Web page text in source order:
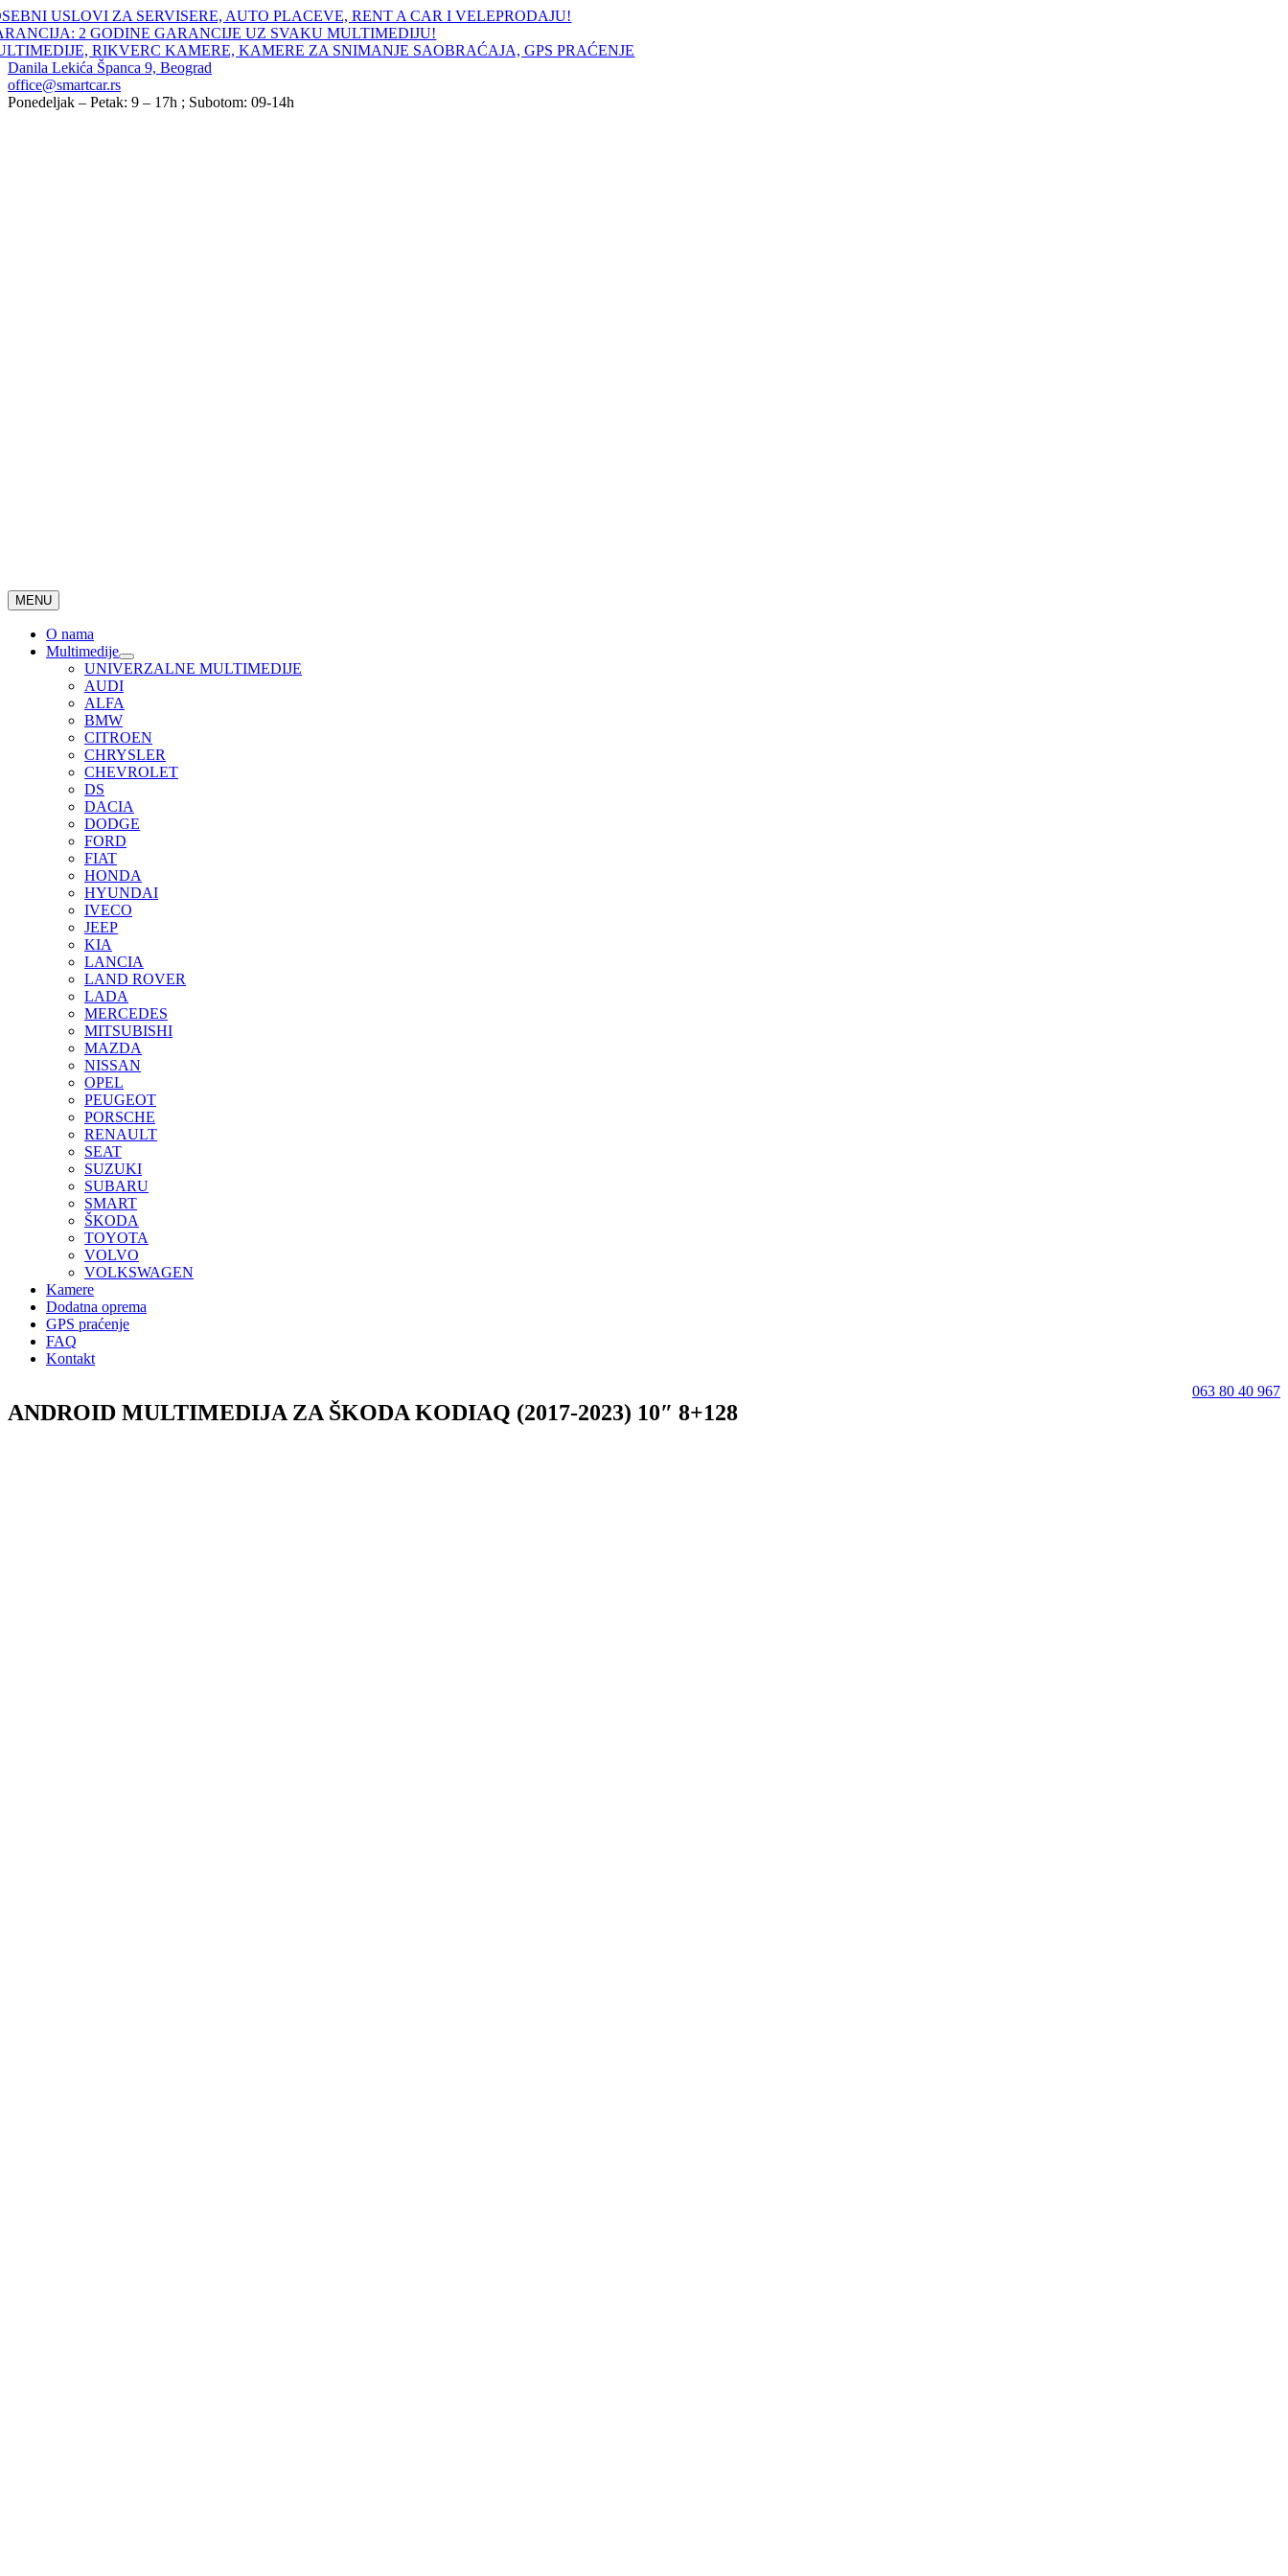
Skip
to
content
USLOVI ZA SERVISERE, AUTO PLACEVE, RENT A CAR I VELEPRODAJU!
2 GODINE GARANCIJE UZ SVAKU MULTIMEDIJU!
RIKVERC KAMERE, KAMERE ZA SNIMANJE SAOBRAĆAJA, GPS PRAĆENJE
Danila Lekića Španca 9, Beograd
office@smartcar.rs
Ponedeljak – Petak: 9 – 17h ; Subotom: 09-14h
MENU
O nama
Multimedije
UNIVERZALNE MULTIMEDIJE
AUDI
ALFA
BMW
CITROEN
CHRYSLER
CHEVROLET
DS
DACIA
DODGE
FORD
FIAT
HONDA
HYUNDAI
IVECO
JEEP
KIA
LANCIA
LAND ROVER
LADA
MERCEDES
MITSUBISHI
MAZDA
NISSAN
OPEL
PEUGEOT
PORSCHE
RENAULT
SEAT
SUZUKI
SUBARU
SMART
ŠKODA
TOYOTA
VOLVO
VOLKSWAGEN
Kamere
Dodatna oprema
GPS praćenje
FAQ
Kontakt
063 80 40 967
ANDROID MULTIMEDIJA ZA ŠKODA KODIAQ (2017-2023) 10″ 8+128